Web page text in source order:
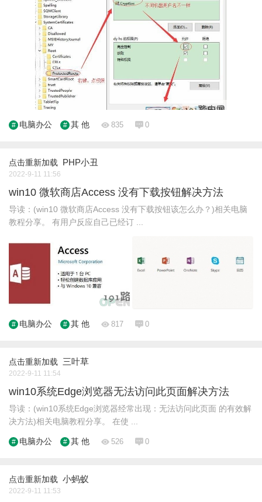
电脑办公 其 他 835 0
点击重新加载 PHP小丑
2022-9-11 11:56
win10 微软商店Access 没有下载按钮解决方法
导读：(win10 微软商店Access 没有下载按钮该怎么办？)相关电脑
教程分享。 有用户反应自己已经订 ...
电脑办公 其 他 817 0
点击重新加载 三叶草
2022-9-11 11:54
win10系统Edge浏览器无法访问此页面解决方法
导读：(win10系统Edge浏览器经常出现：无法访问此页面 的有效解
决方法)相关电脑教程分享。 在使 ...
电脑办公 其 他 526 0
点击重新加载 小蚂蚁
2022-9-11 11:53